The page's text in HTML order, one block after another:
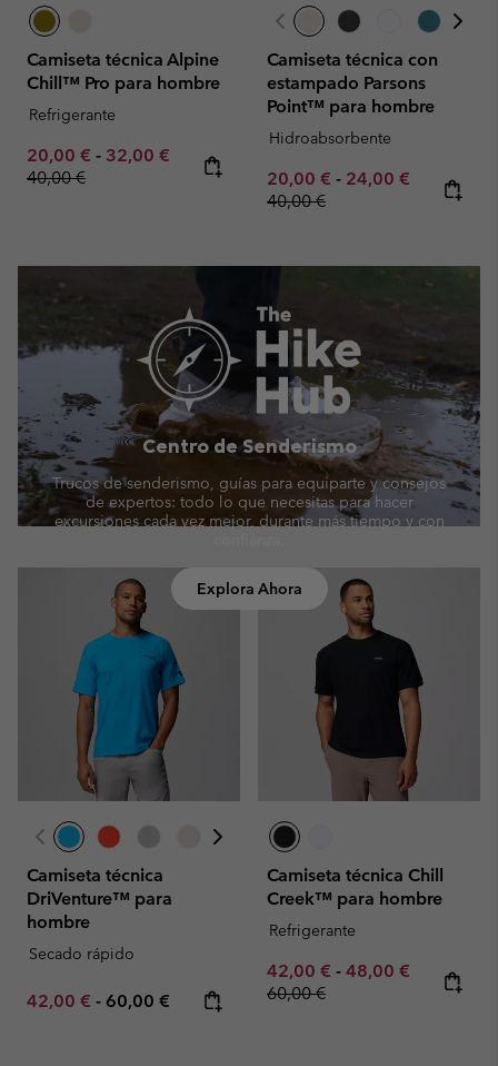
Camiseta técnica Alpine
Chill™ Pro para hombre
Refrigerante
Minimum sale price:
20,00 € - Maximum sale price:
32,00 € Regular price:
40,00 €
Camiseta técnica con
estampado Parsons
Point™ para hombre
Hidroabsorbente
Minimum sale price:
20,00 € - Maximum sale
24,00 € Regular
40,00 €
Centro de Senderismo
Trucos de senderismo, guías para equiparte y consejos
de expertos: todo lo que necesitas para hacer
excursiones cada vez mejor, durante más tiempo y con
Explora Ahora
Camiseta técnica
DriVenture™ para
hombre
Secado rápido
Minimum sale price:
42,00 € - Maximum price:
60,00 €
Camiseta técnica Chill
Creek™ para hombre
Refrigerante
Minimum sale price:
42,00 € - Maximum sale
48,00 € Regular
60,00 €